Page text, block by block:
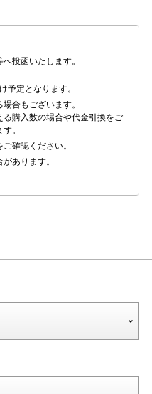
投函いたします。
予定となります。
合もございます。
購入数の場合や代金引換をご
。
確認ください。
あります。